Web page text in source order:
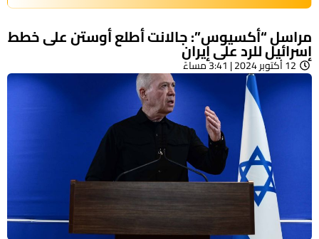
مراسل “أكسيوس”: جالانت أطلع أوستن على خطط
إسرائيل للرد على إيران
12 أكتوبر 2024 | 3:41 مساءً